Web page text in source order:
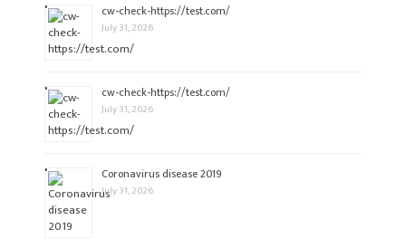
cw-check-https://test.com/
July 31, 2026
cw-check-https://test.com/
July 31, 2026
Coronavirus disease 2019
July 31, 2026